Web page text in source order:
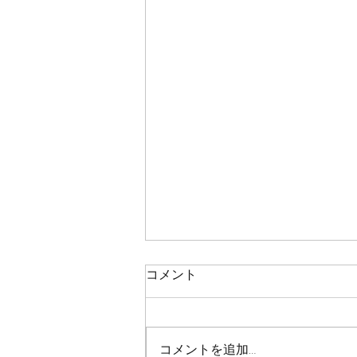
鯛ラバ
本日の釣果 マダイ ０枚 コメント
コメント
コメントを追加…